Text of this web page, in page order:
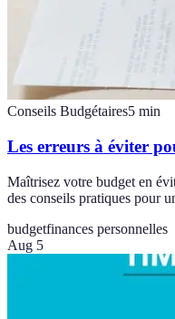
Conseils Budgétaires5 min
Les erreurs à éviter
Maîtrisez votre budget en
des conseils pratiques pour
budgetfinances personnelles
Aug 5